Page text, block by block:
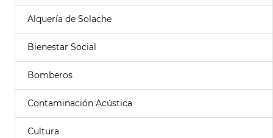
Alquería de Solache
Bienestar Social
Bomberos
Contaminación Acústica
Cultura